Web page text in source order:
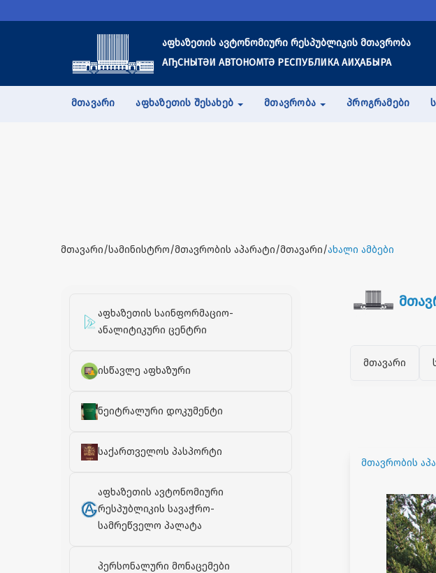
აფხაზეთის ავტონომიური რესპუბლიკის მთავრობა
АҦСНЫТӘИ АВТОНОМТӘ РЕСПУБЛИКА АИҲАБЫРА
ᲛᲗᲐᲕᲐᲠᲘ ᲐᲤᲮᲐᲖᲔᲗᲘᲡ ᲨᲔᲡᲐᲮᲔᲑ ᲛᲗᲐᲕᲠᲝᲑᲐ ᲞᲠᲝᲒᲠᲐᲛᲔᲑᲘ
მთავარი/სამინისტრო/მთავრობის აპარატი/მთავარი/ახალი ამბები
აფხაზეთის საინფორმაციო-
ანალიტიკური ცენტრი
ისწავლე აფხაზური
ნეიტრალური დოკუმენტი
საქართველოს პასპორტი
აფხაზეთის ავტონომიური
რესპუბლიკის სავაჭრო-
სამრეწველო პალატა
პერსონალური მონაცემები
მთავარი
მთავრობის